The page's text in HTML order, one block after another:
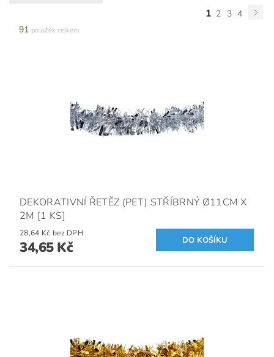
1 2 3 4
91 položek celkem
DEKORATIVNÍ ŘETĚZ (PET) STŘÍBRNÝ Ø11CM X
2M [1 KS]
28,64 Kč bez DPH
34,65 Kč